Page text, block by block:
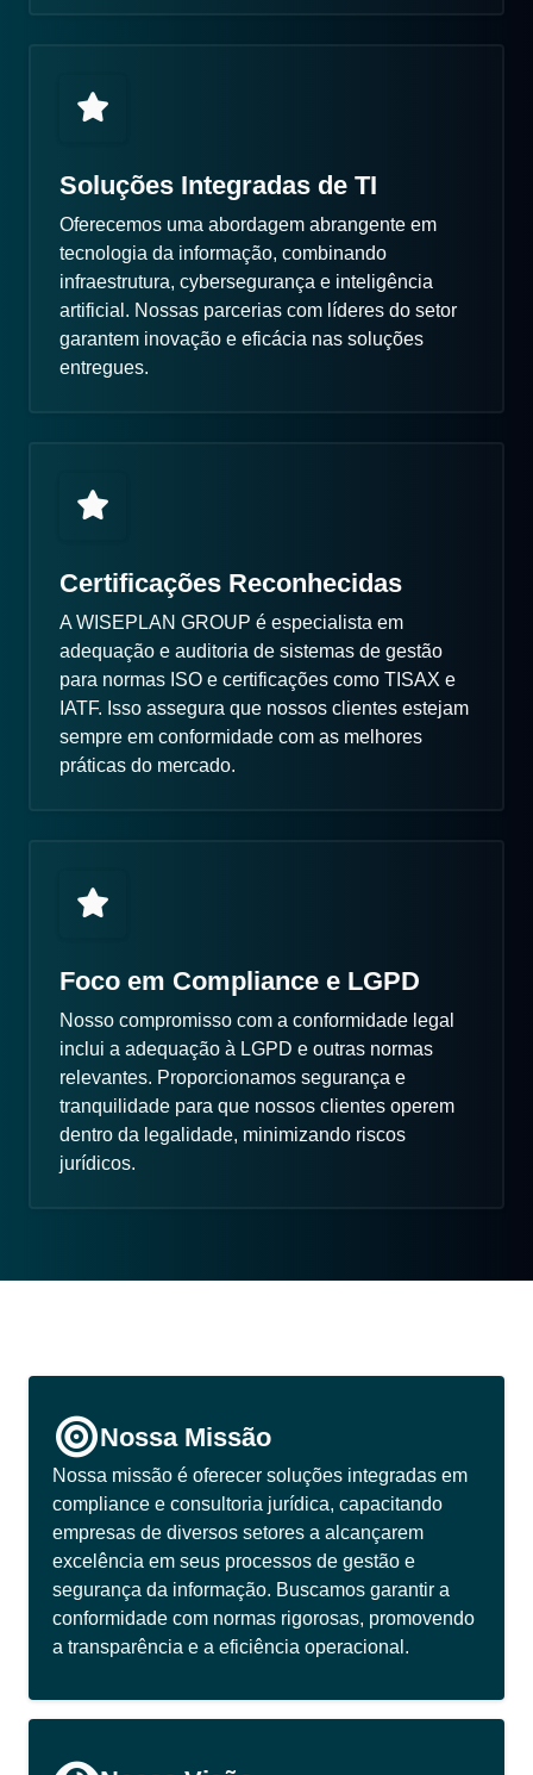
Soluções Integradas de TI
Oferecemos uma abordagem abrangente em
tecnologia da informação, combinando
infraestrutura, cybersegurança e inteligência
artificial. Nossas parcerias com líderes do setor
garantem inovação e eficácia nas soluções
entregues.
Certificações Reconhecidas
A WISEPLAN GROUP é especialista em
adequação e auditoria de sistemas de gestão
para normas ISO e certificações como TISAX e
IATF. Isso assegura que nossos clientes estejam
sempre em conformidade com as melhores
práticas do mercado.
Foco em Compliance e LGPD
Nosso compromisso com a conformidade legal
inclui a adequação à LGPD e outras normas
relevantes. Proporcionamos segurança e
tranquilidade para que nossos clientes operem
dentro da legalidade, minimizando riscos
jurídicos.
Nossa Missão
Nossa missão é oferecer soluções integradas em
compliance e consultoria jurídica, capacitando
empresas de diversos setores a alcançarem
excelência em seus processos de gestão e
segurança da informação. Buscamos garantir a
conformidade com normas rigorosas, promovendo
a transparência e a eficiência operacional.